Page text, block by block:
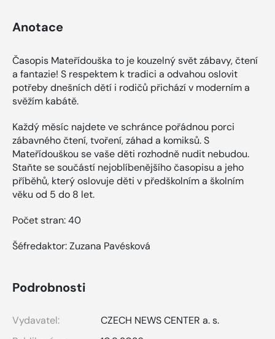
Anotace
Časopis Mateřídouška to je kouzelný svět zábavy, čtení
a fantazie! S respektem k tradici a odvahou oslovit
potřeby dnešních dětí i rodičů přichází v moderním a
svěžím kabátě.
Každý měsíc najdete ve schránce pořádnou porci
zábavného čtení, tvoření, záhad a komiksů. S
Mateřídouškou se vaše děti rozhodně nudit nebudou.
Staňte se součástí nejoblíbenějšího časopisu a jeho
příběhů, který oslovuje děti v předškolním a školním
věku od 5 do 8 let.
Počet stran: 40
Šéfredaktor: Zuzana Pavésková
Podrobnosti
Vydavatel:
CZECH NEWS CENTER a. s.